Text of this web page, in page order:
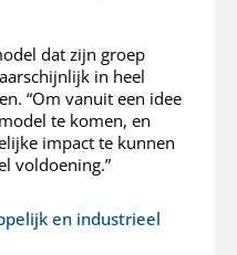
dat zijn groep
in heel
“Om vanuit een idee
te komen, en
impact te kunnen
voldoening.”
en industrieel